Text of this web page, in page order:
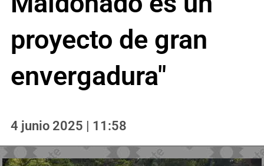
proyecto de gran
envergadura"
4 junio 2025 | 11:58